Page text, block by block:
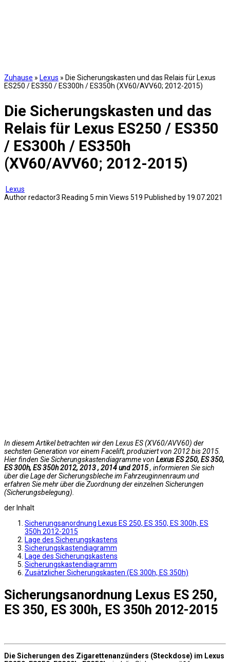
Zuhause » Lexus » Die Sicherungskasten und das Relais für Lexus
ES250 / ES350 / ES300h / ES350h (XV60/AVV60; 2012-2015)
Die Sicherungskasten und das
Relais für Lexus ES250 / ES350
/ ES300h / ES350h
(XV60/AVV60; 2012-2015)
Lexus
Authorredactor3 Reading 5 min Views 519 Published by 19.07.2021
In diesem Artikel betrachten wir den Lexus ES (XV60/AVV60) der
sechsten Generation vor einem Facelift, produziert von 2012 bis 2015.
Hier finden Sie Sicherungskastendiagramme von Lexus ES 250, ES 350,
ES 300h, ES 350h 2012, 2013 , 2014 und 2015, informieren Sie sich
über die Lage der Sicherungsbleche im Fahrzeuginnenraum und
erfahren Sie mehr über die Zuordnung der einzelnen Sicherungen
(Sicherungsbelegung).
der Inhalt
Sicherungsanordnung Lexus ES 250, ES 350, ES 300h, ES
350h 2012-2015
Lage des Sicherungskastens
Sicherungskastendiagramm
Lage des Sicherungskastens
Sicherungskastendiagramm
Zusätzlicher Sicherungskasten (ES 300h, ES 350h)
Sicherungsanordnung Lexus ES 250,
ES 350, ES 300h, ES 350h 2012-2015
Die Sicherungen des Zigarettenanzünders (Steckdose) im Lexus